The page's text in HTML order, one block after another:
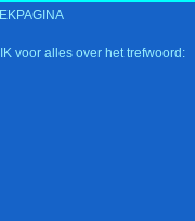
voor alles over het trefwoord: